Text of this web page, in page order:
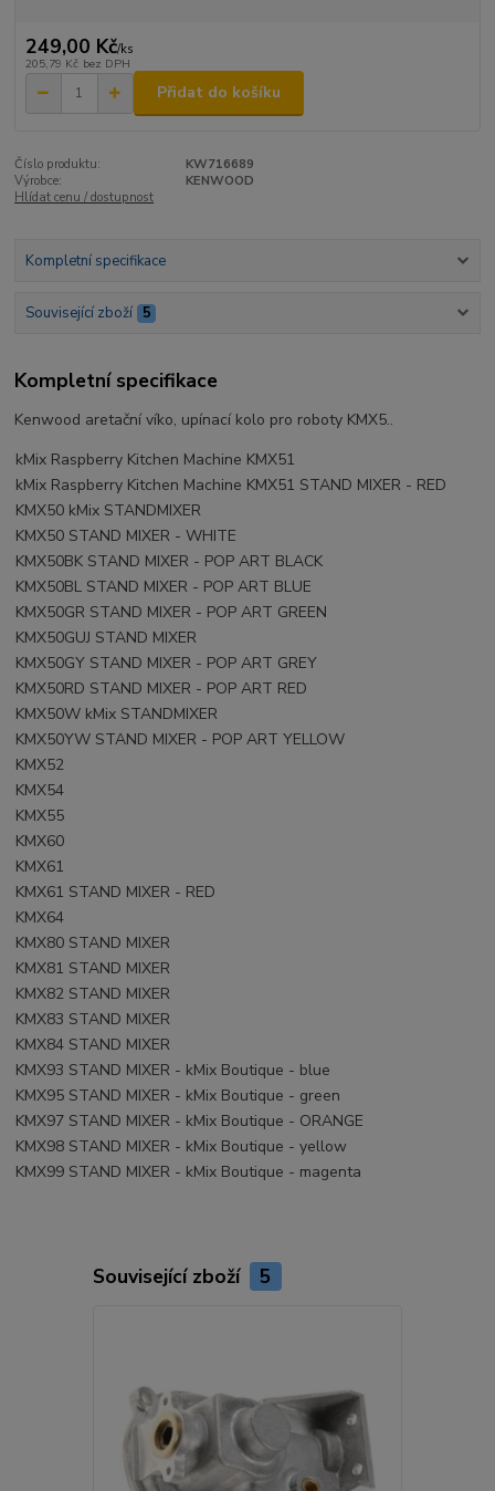
249,00 Kč/ks
205,79 Kč bez DPH
Přidat do košíku
Číslo produktu:
KW716689
Výrobce:
KENWOOD
Hlídat cenu / dostupnost
Kompletní specifikace
Související zboží 5
Kompletní specifikace
Kenwood aretační víko, upínací kolo pro roboty KMX5..
kMix Raspberry Kitchen Machine KMX51
kMix Raspberry Kitchen Machine KMX51 STAND MIXER - RED
KMX50 kMix STANDMIXER
KMX50 STAND MIXER - WHITE
KMX50BK STAND MIXER - POP ART BLACK
KMX50BL STAND MIXER - POP ART BLUE
KMX50GR STAND MIXER - POP ART GREEN
KMX50GUJ STAND MIXER
KMX50GY STAND MIXER - POP ART GREY
KMX50RD STAND MIXER - POP ART RED
KMX50W kMix STANDMIXER
KMX50YW STAND MIXER - POP ART YELLOW
KMX52
KMX54
KMX55
KMX60
KMX61
KMX61 STAND MIXER - RED
KMX64
KMX80 STAND MIXER
KMX81 STAND MIXER
KMX82 STAND MIXER
KMX83 STAND MIXER
KMX84 STAND MIXER
KMX93 STAND MIXER - kMix Boutique - blue
KMX95 STAND MIXER - kMix Boutique - green
KMX97 STAND MIXER - kMix Boutique - ORANGE
KMX98 STAND MIXER - kMix Boutique - yellow
KMX99 STAND MIXER - kMix Boutique - magenta
Související zboží 5